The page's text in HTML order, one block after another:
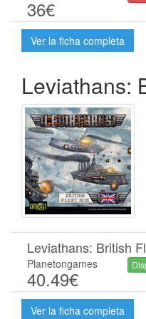
36€
Ver la ficha completa
Leviathans:
Leviathans: British
Planetongames
40.49€
Ver la ficha completa